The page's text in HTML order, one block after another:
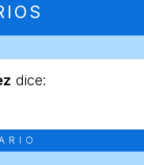
dice: